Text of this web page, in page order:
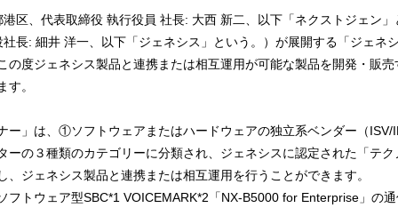
、代表取締役 執行役員 社長: 大西 新二、以下「ネクストジェン
長: 細井 洋一、以下「ジェネシス」という。）が展開する「ジェネ
の度ジェネシス製品と連携または相互運用が可能な製品を開発・販
。
」は、①ソフトウェアまたはハードウェアの独立系ベンダー（
の３種類のカテゴリーに分類され、ジェネシスに認定された「テ
ジェネシス製品と連携または相互運用を行うことができます。
トウェア型SBC*1 VOICEMARK*2「NX-B5000 for Enterprise」の